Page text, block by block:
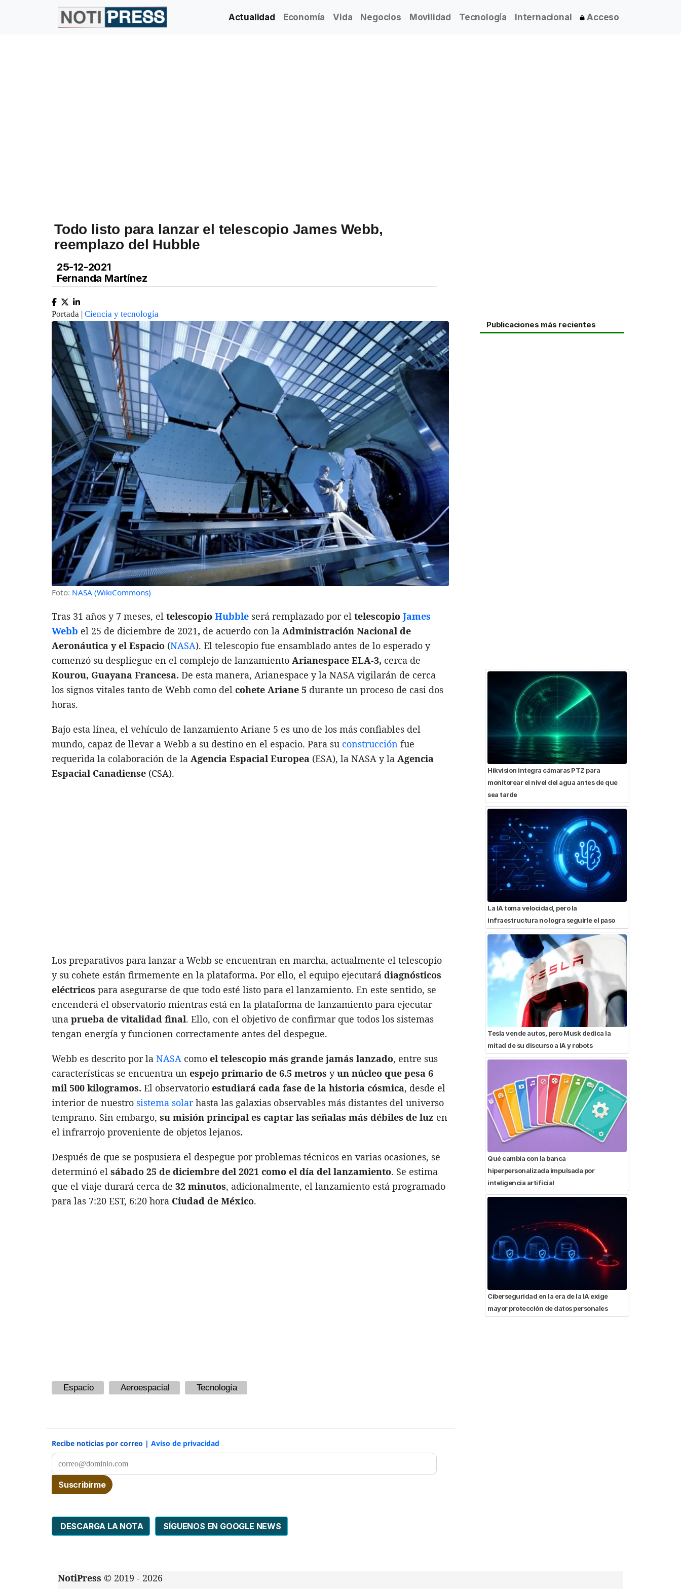
Actualidad Economía Vida Negocios Movilidad Tecnología Internacional Acceso
Todo listo para lanzar el telescopio James Webb,
reemplazo del Hubble
25-12-2021
Fernanda Martínez
Portada | Ciencia y tecnología
Foto: NASA (WikiCommons)
Tras 31 años y 7 meses, el telescopio Hubble será remplazado por el telescopio James
Webb el 25 de diciembre de 2021, de acuerdo con la Administración Nacional de
Aeronáutica y el Espacio (NASA). El telescopio fue ensamblado antes de lo esperado y
comenzó su despliegue en el complejo de lanzamiento Arianespace ELA-3, cerca de
Kourou, Guayana Francesa. De esta manera, Arianespace y la NASA vigilarán de cerca
los signos vitales tanto de Webb como del cohete Ariane 5 durante un proceso de casi dos
horas.
Bajo esta línea, el vehículo de lanzamiento Ariane 5 es uno de los más confiables del
mundo, capaz de llevar a Webb a su destino en el espacio. Para su construcción fue
requerida la colaboración de la Agencia Espacial Europea (ESA), la NASA y la Agencia
Espacial Canadiense (CSA).
Los preparativos para lanzar a Webb se encuentran en marcha, actualmente el telescopio
y su cohete están firmemente en la plataforma. Por ello, el equipo ejecutará diagnósticos
eléctricos para asegurarse de que todo esté listo para el lanzamiento. En este sentido, se
encenderá el observatorio mientras está en la plataforma de lanzamiento para ejecutar
una prueba de vitalidad final. Ello, con el objetivo de confirmar que todos los sistemas
tengan energía y funcionen correctamente antes del despegue.
Webb es descrito por la NASA como el telescopio más grande jamás lanzado, entre sus
características se encuentra un espejo primario de 6.5 metros yun núcleo que pesa 6
mil 500 kilogramos. El observatorio estudiará cada fase de la historia cósmica, desde el
interior de nuestro sistema solarhasta las galaxias observables más distantes del universo
temprano. Sin embargo, su misión principal es captar las señalas más débiles de luz en
el infrarrojo proveniente de objetos lejanos.
Después de que se pospusiera el despegue por problemas técnicos en varias ocasiones, se
determinó el sábado 25 de diciembre del 2021 como el día del lanzamiento. Se estima
que el viaje durará cerca de 32 minutos, adicionalmente, el lanzamiento está programado
para las 7:20 EST, 6:20 hora Ciudad de México.
Espacio Aeroespacial Tecnología
Recibe noticias por correo | Aviso de privacidad
DESCARGA LA NOTA SÍGUENOS EN GOOGLE NEWS
Publicaciones más recientes
Hikvision integra cámaras PTZ para
monitorear el nivel del agua antes de que
sea tarde
La IA toma velocidad, pero la
infraestructura no logra seguirle el paso
Tesla vende autos, pero Musk dedica la
mitad de su discurso a IA y robots
Qué cambia con la banca
hiperpersonalizada impulsada por
inteligencia artificial
Ciberseguridad en la era de la IA exige
mayor protección de datos personales
NotiPress © 2019 - 2026